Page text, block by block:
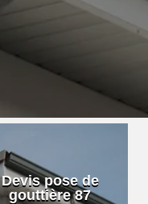
Devis pose de
gouttière 87